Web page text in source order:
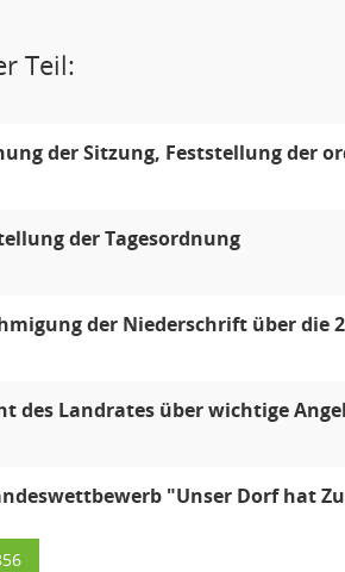
Teil:
der Sitzung, Feststellung der
der Tagesordnung
der Niederschrift über die
des Landrates über wichtige
"Unser Dorf hat